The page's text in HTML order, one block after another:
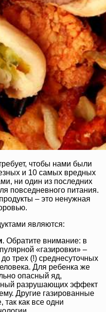
чтобы нами были
и 10 самых вредных
ни один из последних
повседневного питания.
– это ненужная
являются:
. Обратите внимание: в
«газировки» –
трех (!) среднесуточных
Для ребенка же
опасный яд,
разрушающих эффект
Другие газированные
так как все одни